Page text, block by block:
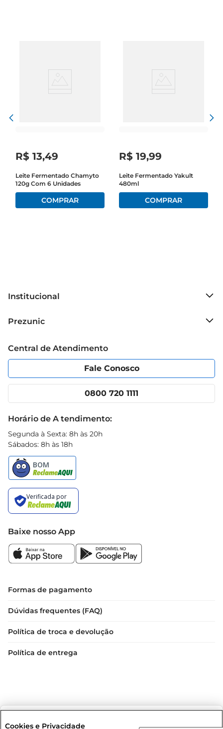
R$ 13,49
Leite Fermentado Chamyto
120g Com 6 Unidades
R$ 19,99
Leite Fermentado Yakult
480ml
Institucional
Grupo Cencosud
Política de Privacidade
Portal do fornecedor
Cencosud Media
Prezunic
Código de Ética
App Prezunic
Central de Atendimento
Fale Conosco
0800 720 1111
Horário de A tendimento:
Segunda à Sexta: 8h às 20h
Sábados: 8h às 18h
Baixe nosso App
Formas de pagamento
Dúvidas frequentes (FAQ)
Política de troca e devolução
Política de entrega
Cookies e Privacidade